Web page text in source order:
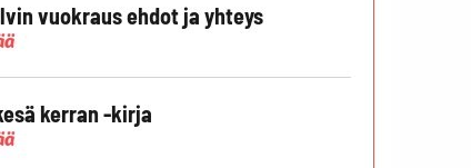
vuokraus ehdot ja yhteys
kerran -kirja